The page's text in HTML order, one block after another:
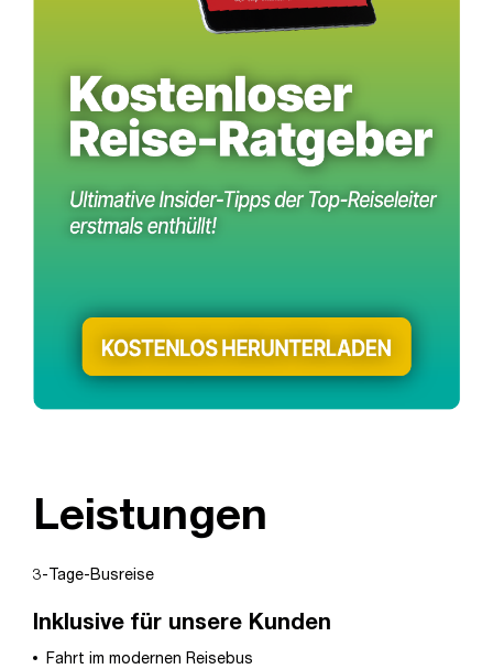
Leistungen
3-Tage-Busreise
Inklusive für unsere Kunden
Fahrt im modernen Reisebus